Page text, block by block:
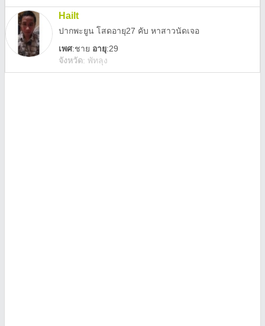
Hailt
ปากพะยูน โสดอายุ27 คับ หาสาวนัดเจอ
เพศ:ชาย อายุ:29
จังหวัด: พัทลุง